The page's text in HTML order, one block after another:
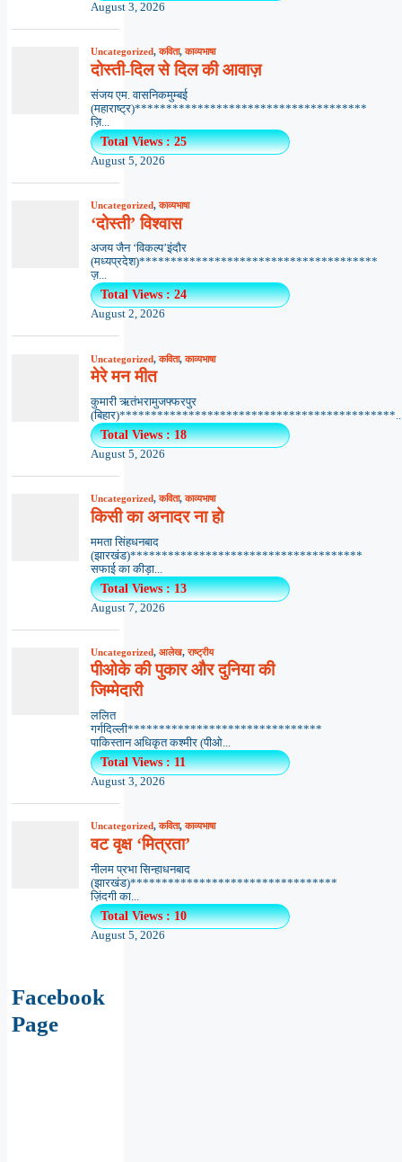
August 3, 2026
Uncategorized,कविता,काव्यभाषा
दोस्ती-दिल से दिल की आवाज़
संजय एम. वासनिकमुम्बई
(महाराष्ट्र)*************************************
ज़ि...
Total Views : 25
August 5, 2026
Uncategorized,काव्यभाषा
‘दोस्ती’ विश्वास
अजय जैन ‘विकल्प’इंदौर
(मध्यप्रदेश)**************************************
ज़...
Total Views : 24
August 2, 2026
Uncategorized,कविता,काव्यभाषा
मेरे मन मीत
कुमारी ऋतंभरामुजफ्फरपुर
Total Views : 18
August 5, 2026
Uncategorized,कविता,काव्यभाषा
किसी का अनादर ना हो
ममता सिंहधनबाद
(झारखंड)*************************************
सफाई का कीड़ा...
Total Views : 13
August 7, 2026
Uncategorized, आलेख,राष्ट्रीय
पीओके की पुकार और दुनिया की
जिम्मेदारी
ललित
गर्गदिल्ली*******************************
पाकिस्तान अधिकृत कश्मीर (पीओ...
Total Views : 11
August 3, 2026
Uncategorized,कविता,काव्यभाषा
वट वृक्ष ‘मित्रता’
नीलम प्रभा सिन्हाधनबाद
(झारखंड)*********************************
ज़िंदगी का...
Total Views : 10
August 5, 2026
Facebook
Page